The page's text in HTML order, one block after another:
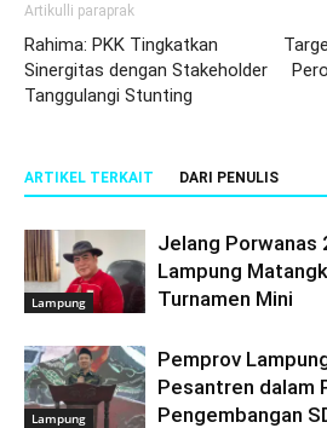
Artikulli paraprak
Rahima: PKK Tingkatkan
Sinergitas dengan Stakeholder
Tanggulangi Stunting
ARTIKEL TERKAIT DARI PENULIS
Lampung
Jelang Porwanas
Lampung
Turnamen Mini
Lampung
Pemprov
Pesantren dalam
Pengembangan